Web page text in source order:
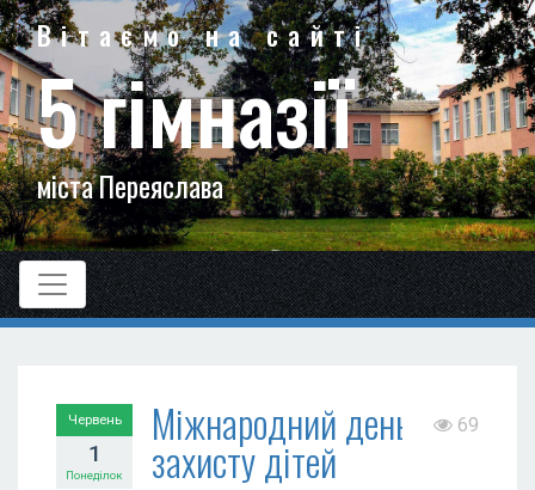
Вітаємо на сайті
5 гімназії
міста Переяслава
Червень
1
Понеділок
Міжнародний день
захисту дітей
69